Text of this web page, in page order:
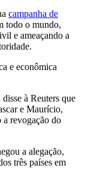
campanha de
todo o mundo,
e ameaçando a
e econômica
à Reuters que
e Maurício,
a revogação do
a alegação,
três países em